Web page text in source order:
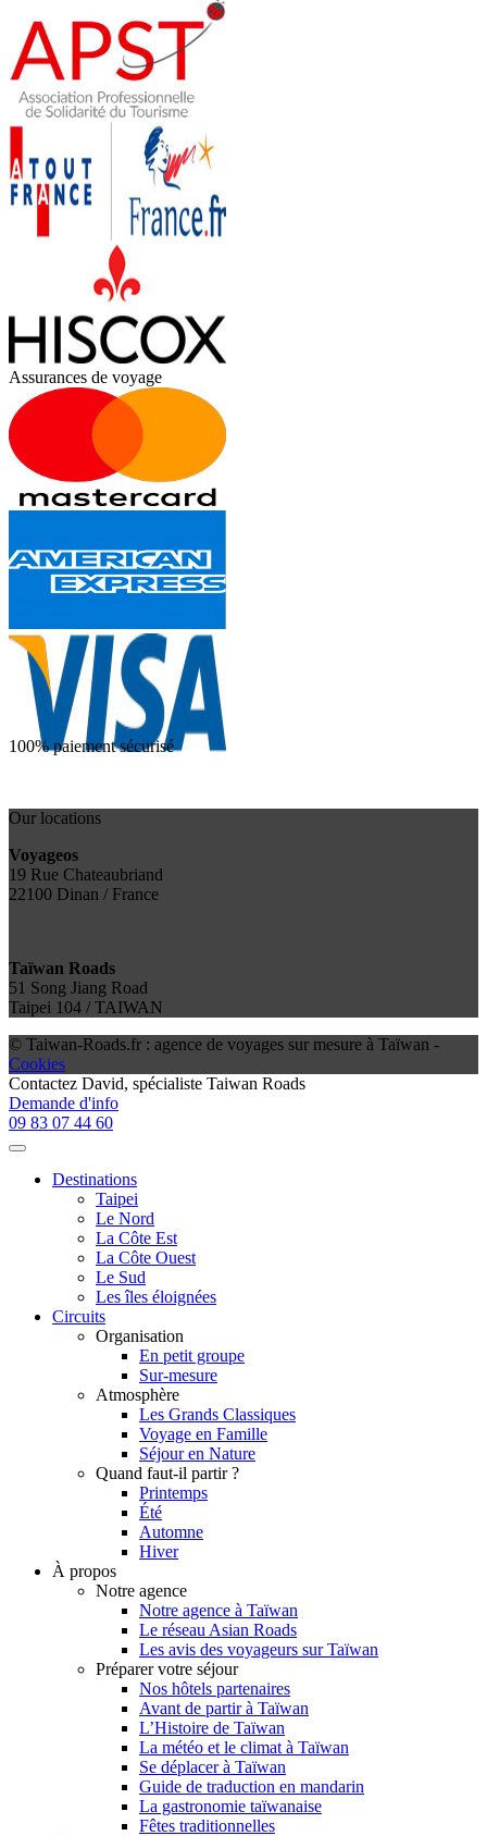
Assurances de voyage
100% paiement sécurisé
Our locations
Voyageos
19 Rue Chateaubriand
22100 Dinan / France
Taïwan Roads
51 Song Jiang Road
Taipei 104 / TAIWAN
© Taiwan-Roads.fr : agence de voyages sur mesure à Taïwan -
Cookies
Contactez David, spécialiste Taiwan Roads
Demande d'info
09 83 07 44 60
Destinations
Taipei
Le Nord
La Côte Est
La Côte Ouest
Le Sud
Les îles éloignées
Circuits
Organisation
En petit groupe
Sur-mesure
Atmosphère
Les Grands Classiques
Voyage en Famille
Séjour en Nature
Quand faut-il partir ?
Printemps
Été
Automne
Hiver
À propos
Notre agence
Notre agence à Taïwan
Le réseau Asian Roads
Les avis des voyageurs sur Taïwan
Préparer votre séjour
Nos hôtels partenaires
Avant de partir à Taïwan
L’Histoire de Taïwan
La météo et le climat à Taïwan
Se déplacer à Taïwan
Guide de traduction en mandarin
La gastronomie taïwanaise
Fêtes traditionnelles